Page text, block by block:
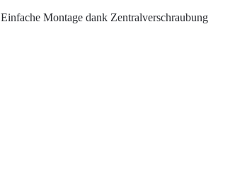
Einfache Montage dank Zentralverschraubung